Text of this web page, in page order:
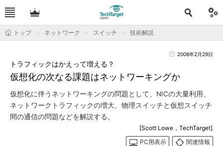
トップ ネットワーク スイッチ 技術解説
2008年2月29日
仮想化の次なる課題はネットワーキングか
トラフィックはかえって増える？
仮想化に伴うネットワーキングの問題として、NICの大量利用、
ネットワークトラフィックの増大、物理スイッチと仮想スイッチ
間の通信の問題などを解説する。
[Scott Lowe，TechTarget]
PC用表示
関連情報